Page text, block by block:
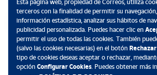
Esta página web, propiedad de Correos, utiliza
terceros con la finalidad de permitir su
información estadística, analizar sus hábitos de
publicidad personalizada. Puedes hacer clic en
permitir el uso de todas las cookies. También
(salvo las cookies necesarias) en el botón
tipo de cookies deseas aceptar o rechazar,
opción Configurar Cookies. Puedes obtener más